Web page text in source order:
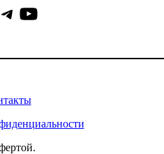
Telegram
YouTube